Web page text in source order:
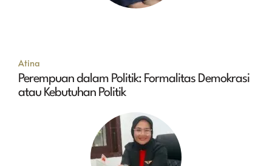
Atina
Perempuan dalam Politik: Formalitas Demokrasi
atau Kebutuhan Politik